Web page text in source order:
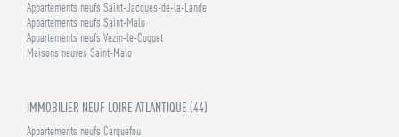
Appartements neufs Saint-Jacques-de-la-Lande
Appartements neufs Saint-Malo
Appartements neufs Vezin-le-Coquet
Maisons neuves Saint-Malo
IMMOBILIER NEUF LOIRE ATLANTIQUE (44)
Appartements neufs Carquefou